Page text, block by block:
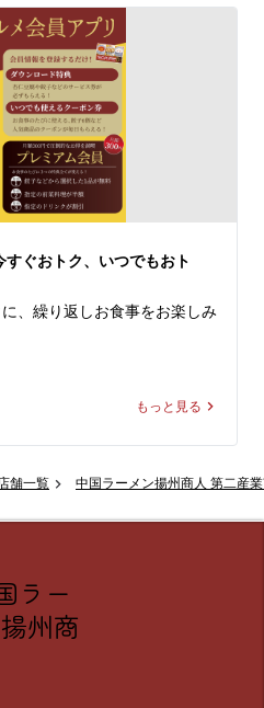
舗一覧 中国ラーメン揚州商人 第二産
ります
無い店舗もございます
す
ン揚州商人 第二産業南中野
ちしております。
～1,240円(税込)
ります
いう方にこそ、ぜひ体験して
を加えたトマトスープに、芳
で、さっぱりとしつつも奥行
立たせたスープ。そこにサラ
ーシーで柔らかな豚肉のコク
抜群です！
ある中華テイストは、食欲が
で、爽やかで美味しいひとと
だける麺の種類は【柳麺(細
できます。
ン揚州商人 第二産業南中野
ちしております。
ぐおトク、いつでもおト
、繰り返しお食事をお楽しみ
人公式アプリ」をご紹介。
の日から使える特典が盛りだ
6個）など、お食事のたびに使
。
300円）
もっと見る